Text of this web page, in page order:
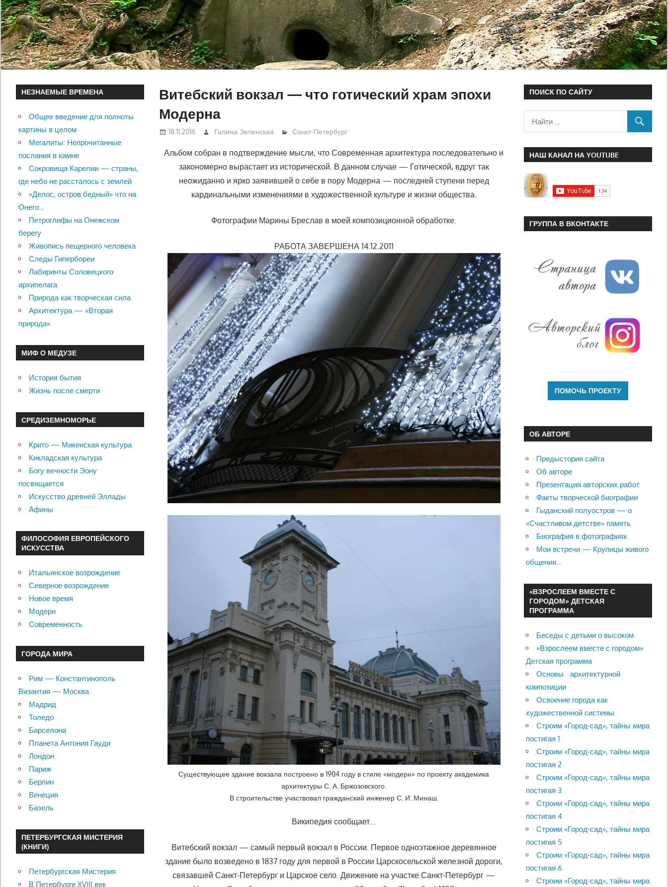
Витебский вокзал — что готический храм эпохи
Модерна
18.11.2016 Галина Зеленская Санкт-Петербург
Альбом собран в подтверждение мысли, что Современная архитектура последовательно и
закономерно вырастает из исторической. В данном случае — Готической, вдруг так
неожиданно и ярко заявившей о себе в пору Модерна — последней ступени перед
кардинальными изменениями в художественной культуре и жизни общества.
Фотографии Марины Бреслав в моей композиционной обработке.
РАБОТА ЗАВЕРШЕНА 14.12.2011
Существующее здание вокзала построено в 1904 году в стиле «модерн» по проекту академика
архитектуры С. А. Бржозовского.
В строительстве участвовал гражданский инженер С. И. Минаш.
Википедия сообщает…
Витебский вокзал — самый первый вокзал в России. Первое одноэтажное деревянное
здание было возведено в 1837 году для первой в России Царскосельской железной дороги,
связавшей Санкт-Петербург и Царское село. Движение на участке Санкт-Петербург —
НЕЗНАЕМЫЕ ВРЕМЕНА
Общее введение для полноты
картины в целом
Мегалиты: Непрочитанные
послания в камне
Сокровища Карелии — страны,
где небо не рассталось с землей
«Делос, остров бедный» что на
Онего…
Петроглифы на Онежском
берегу
Живопись пещерного человека
Следы Гипербореи
Лабиринты Соловецкого
архипелага
Природа как творческая сила
Архитектура — «Вторая
природа»
МИФ О МЕДУЗЕ
История бытия
Жизнь после смерти
СРЕДИЗЕМНОМОРЬЕ
Крито — Микенская культура
Кикладская культура
Богу вечности Эону
посвящается
Искусство древней Эллады
Афины
ФИЛОСОФИЯ ЕВРОПЕЙСКОГО
ИСКУССТВА
Итальянское возрождение
Северное возрождение
Новое время
Модерн
Современность
ГОРОДА МИРА
Рим — Константинополь
Византия — Москва
Мадрид
Толедо
Барселона
Планета Антония Гауди
Лондон
Париж
Берлин
Венеция
Базель
ПЕТЕРБУРГСКАЯ МИСТЕРИЯ
(КНИГИ)
Петербургская Мистерия
В Петербурге XVIII век
ПОИСК ПО САЙТУ
НАШ КАНАЛ НА YOUTUBE
ГРУППА В ВКОНТАКТЕ
ОБ АВТОРЕ
Предыстория сайта
Об авторе
Презентация авторских работ
Факты творческой биографии
Гыданский полуостров — о
«Счастливом детстве» память
Биография в фотографиях
Мои встречи — Крупицы живого
общения…
«ВЗРОСЛЕЕМ ВМЕСТЕ С
ГОРОДОМ» ДЕТСКАЯ
ПРОГРАММА
Беседы с детьми о высоком
«Взрослеем вместе с городом»
Детская программа
Основы архитектурной
композиции
Освоение города как
художественной системы
Строим «Город-сад», тайны мира
постигая 1
Строим «Город-сад», тайны мира
постигая 2
Строим «Город-сад», тайны мира
постигая 3
Строим «Город-сад», тайны мира
постигая 4
Строим «Город-сад», тайны мира
постигая 5
Строим «Город-сад», тайны мира
постигая 6
Строим «Город-сад», тайны мира